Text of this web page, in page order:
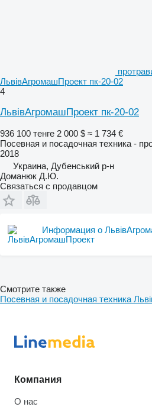
ЛьвівАгромашПроект пк-20-02
4
ЛьвівАгромашПроект пк-20-02
936 100 тенге 2 000 $ ≈ 1 734 €
Посевная и посадочная техника -
2018
Украина, Дубенський р-н
Доманюк Д.Ю.
Связаться с продавцом
Информация о
Смотрите также
Посевная и посадочная техника
Компания
О нас